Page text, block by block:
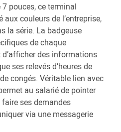
7 pouces, ce terminal
couleurs de l’entreprise,
la série. La badgeuse
de chaque
des informations
ses relevés d’heures de
congés. Véritable lien avec
au salarié de pointer
ses demandes
via une messagerie